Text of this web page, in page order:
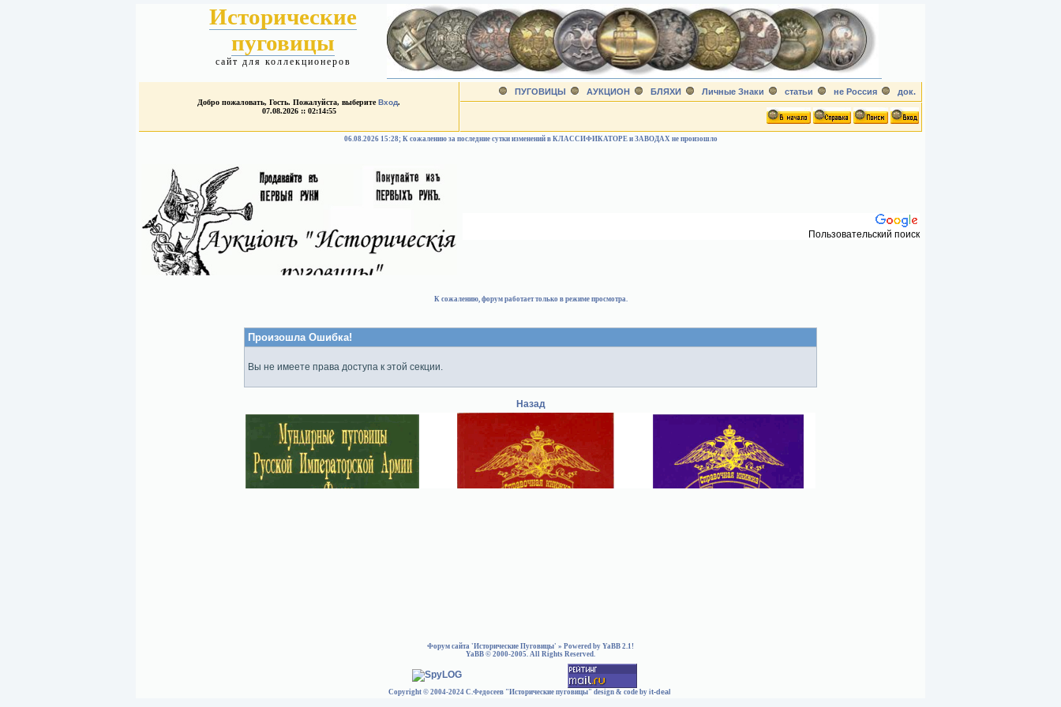
Исторические
пуговицы
сайт для коллекционеров
Добро пожаловать, Гость. Пожалуйста, выберитеВход.
07.08.2026 :: 02:14:55
ПУГОВИЦЫ АУКЦИОН БЛЯХИ Личные Знаки статьи не Россия док.
06.08.2026 15:28; К сожалению за последние сутки изменений в КЛАССИФИКАТОРЕ и ЗАВОДАХ не произошло
Пользовательский поиск
К сожалению, форум работает только в режиме просмотра.
Произошла Ошибка!
Вы не имеете права доступа к этой секции.
Назад
Форум сайта 'Исторические Пуговицы' » Powered by YaBB 2.1!
YaBB © 2000-2005. All Rights Reserved.
Copyright © 2004-2024 С.Федосеев "Исторические пуговицы" design & code by it-deal